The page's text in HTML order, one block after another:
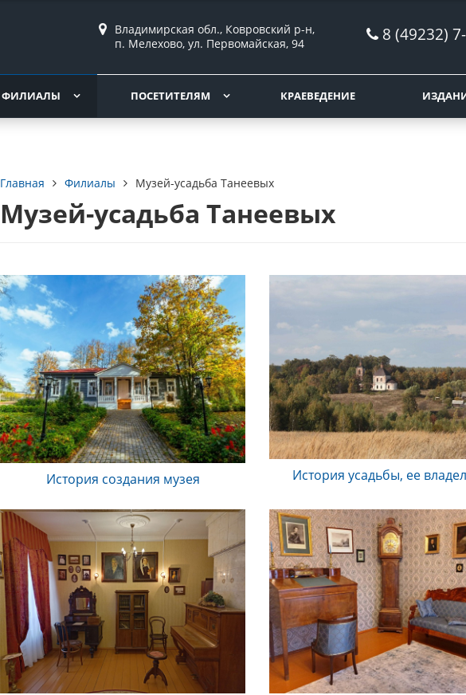
Владимирская обл., Ковровский р-н,
п. Мелехово, ул. Первомайская, 94
8 (49232)
ФИЛИАЛЫ ПОСЕТИТЕЛЯМ КРАЕВЕДЕНИЕ
Главная Филиалы Музей-усадьба Танеевых
Музей-усадьба Танеевых
История создания музея История усадьбы, ее